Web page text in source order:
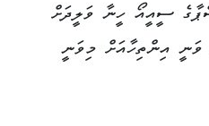
ސީއީއޯ ހީނާ ވަލީދަށް
ވަނީ އިންތިހާއަށް މިވަނީ